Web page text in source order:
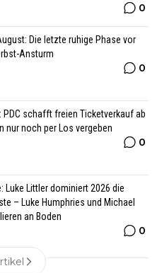
0
Die letzte ruhige Phase vor
Ansturm
0
PDC schafft freien Ticketverkauf ab
nur noch per Los vergeben
0
Luke Littler dominiert 2026 die
– Luke Humphries und Michael
an Boden
0